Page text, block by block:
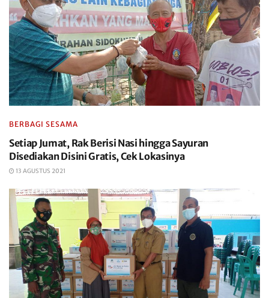
BERBAGI SESAMA
Setiap Jumat, Rak Berisi Nasi hingga Sayuran
Disediakan Disini Gratis, Cek Lokasinya
13 AGUSTUS 2021